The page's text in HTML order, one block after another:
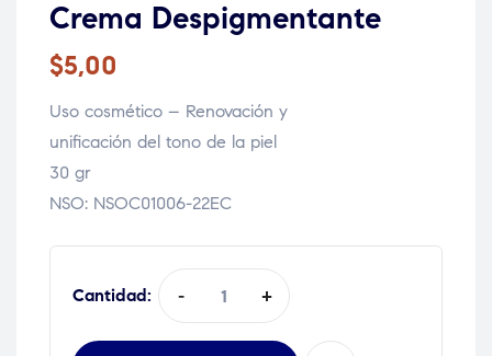
Crema Despigmentante
$5,00
Uso cosmético – Renovación y
unificación del tono de la piel
30 gr
NSO: NSOC01006-22EC
Quantity: - +